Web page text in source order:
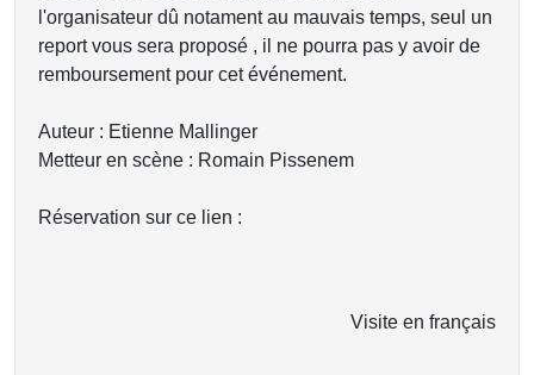
l'organisateur dû notament au mauvais temps, seul un
report vous sera proposé , il ne pourra pas y avoir de
remboursement pour cet événement.
Auteur : Etienne Mallinger
Metteur en scène : Romain Pissenem
Réservation sur ce lien :
Visite en français